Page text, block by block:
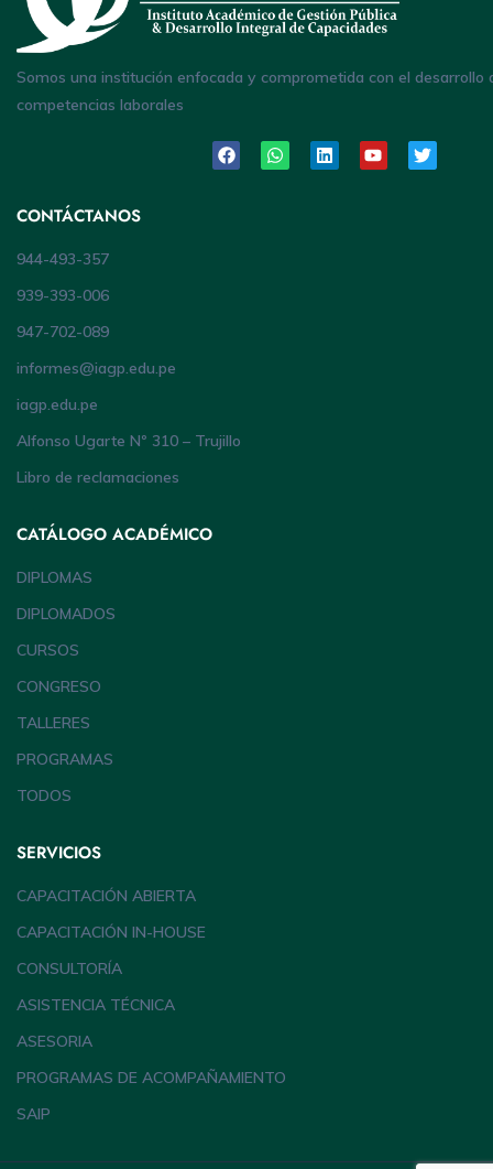
Somos una institución enfocada y comprometida con el desarrollo
competencias laborales
CONTÁCTANOS
944-493-357
939-393-006
947-702-089
informes@iagp.edu.pe
iagp.edu.pe
Alfonso Ugarte Nº 310 – Trujillo
Libro de reclamaciones
CATÁLOGO ACADÉMICO
DIPLOMAS
DIPLOMADOS
CURSOS
CONGRESO
TALLERES
PROGRAMAS
TODOS
SERVICIOS
CAPACITACIÓN ABIERTA
CAPACITACIÓN IN-HOUSE
CONSULTORÍA
ASISTENCIA TÉCNICA
ASESORIA
PROGRAMAS DE ACOMPAÑAMIENTO
SAIP